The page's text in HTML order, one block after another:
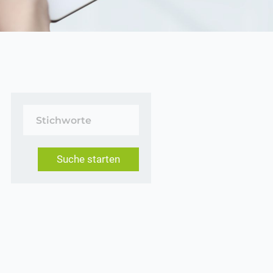
Suche starten